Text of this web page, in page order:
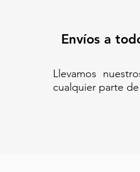
Envíos a
Llevamos
cualquier parte